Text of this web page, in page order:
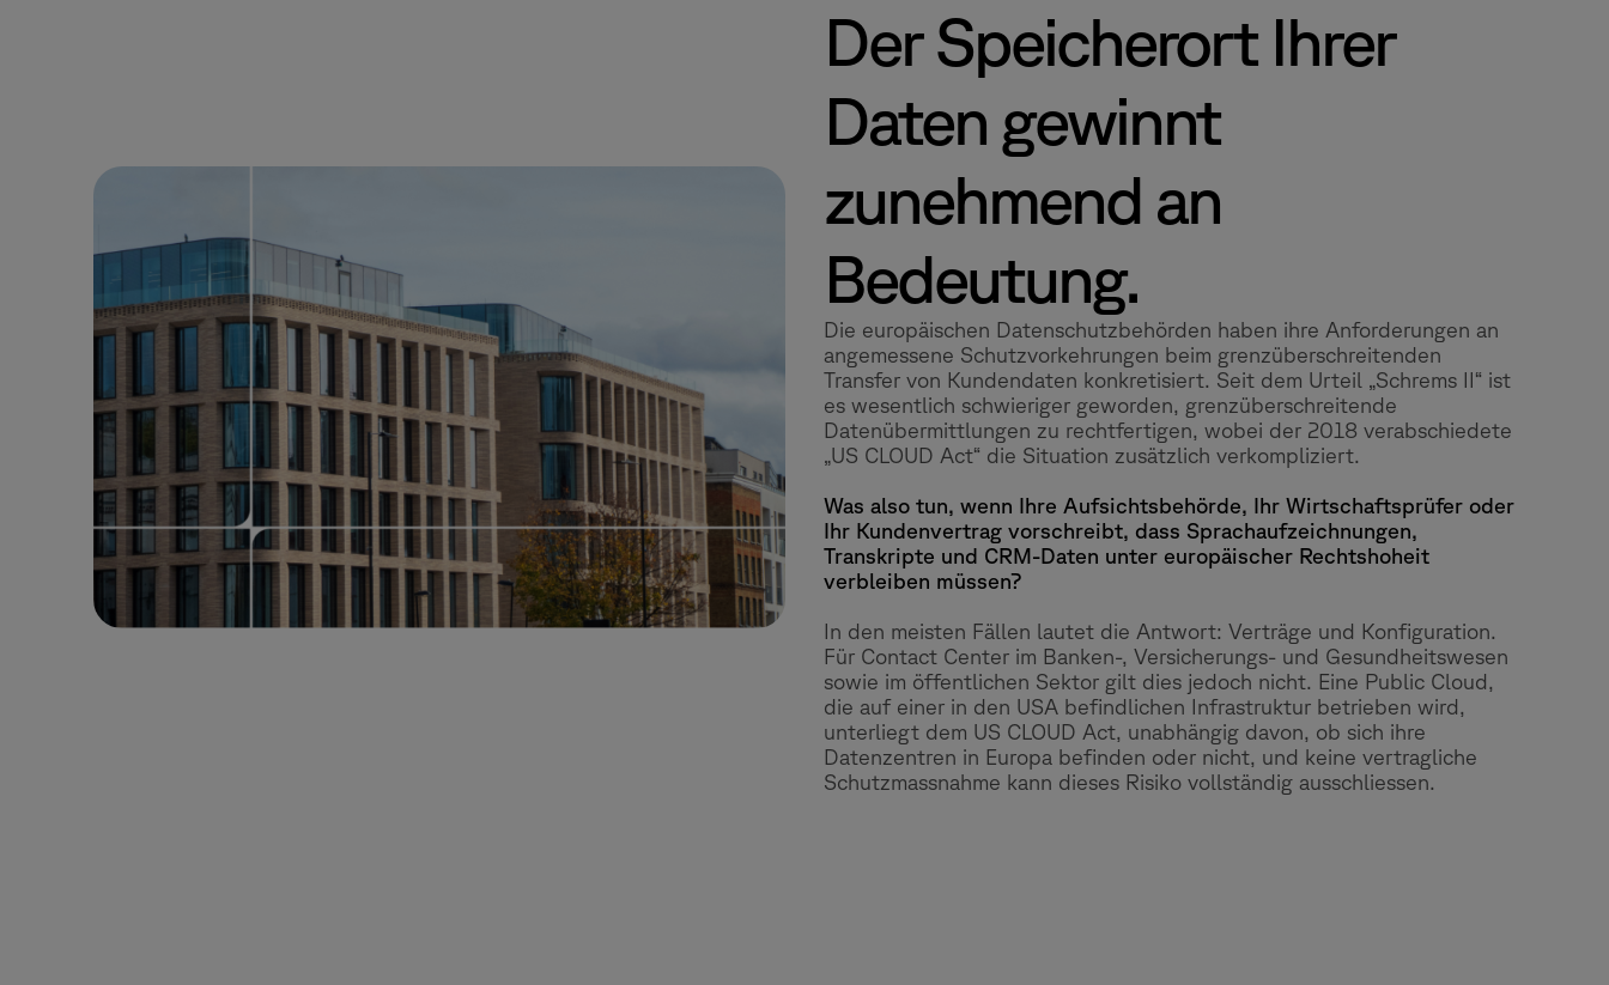
Der Speicherort Ihrer
Daten gewinnt
zunehmend an
Bedeutung.
Die europäischen Datenschutzbehörden haben ihre Anforderungen an
angemessene Schutzvorkehrungen beim grenzüberschreitenden
Transfer von Kundendaten konkretisiert. Seit dem Urteil „Schrems II“ ist
es wesentlich schwieriger geworden, grenzüberschreitende
Datenübermittlungen zu rechtfertigen, wobei der 2018 verabschiedete
„US CLOUD Act“ die Situation zusätzlich verkompliziert.
Was also tun, wenn Ihre Aufsichtsbehörde, Ihr Wirtschaftsprüfer oder
Ihr Kundenvertrag vorschreibt, dass Sprachaufzeichnungen,
Transkripte und CRM-Daten unter europäischer Rechtshoheit
verbleiben müssen?
In den meisten Fällen lautet die Antwort: Verträge und Konfiguration.
Für Contact Center im Banken-, Versicherungs- und Gesundheitswesen
sowie im öffentlichen Sektor gilt dies jedoch nicht. Eine Public Cloud,
die auf einer in den USA befindlichen Infrastruktur betrieben wird,
unterliegt dem US CLOUD Act, unabhängig davon, ob sich ihre
Datenzentren in Europa befinden oder nicht, und keine vertragliche
Schutzmassnahme kann dieses Risiko vollständig ausschliessen.